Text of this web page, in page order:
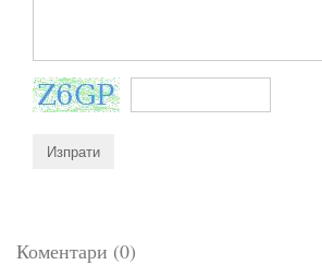
Коментари (0)